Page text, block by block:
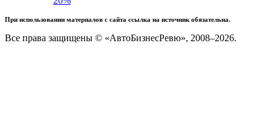
При использовании материалов с сайта ссылка на источник обязательна.
Все права защищены © «АвтоБизнесРевю», 2008–2026.